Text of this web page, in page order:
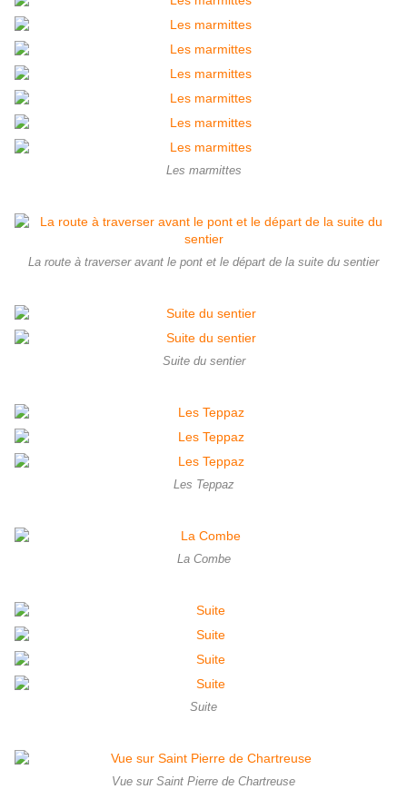
Les marmittes
La route à traverser avant le pont et le départ de la suite du sentier
Suite du sentier
Les Teppaz
La Combe
Suite
Vue sur Saint Pierre de Chartreuse